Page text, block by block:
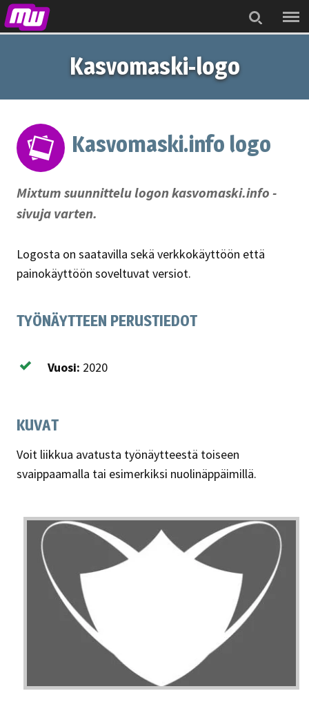
Kasvomaski-logo
Kasvomaski.info logo
Mixtum suunnittelu logon kasvomaski.info -
sivuja varten.
Logosta on saatavilla sekä verkkokäyttöön että
painokäyttöön soveltuvat versiot.
TYÖNÄYTTEEN PERUSTIEDOT
Vuosi: 2020
KUVAT
Voit liikkua avatusta työnäytteestä toiseen
svaippaamalla tai esimerkiksi nuolinäppäimillä.